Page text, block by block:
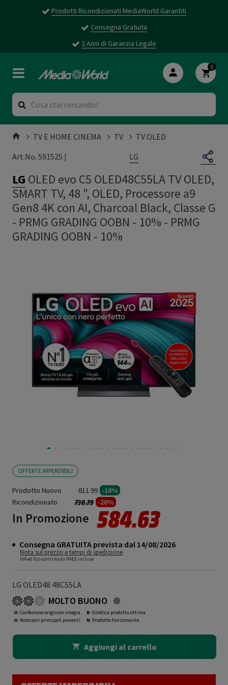
Prodotti Ricondizionati MediaWorld Garantiti
Consegna Gratuita
2 Anni di Garanzia Legale
0
TV E HOME CINEMA TV
TV OLED
Art.No. 591525 |
LG
LG OLED evo C5 OLED48C55LA TV OLED,
SMART TV, 48 ", OLED, Processore a9
Gen8 4K con AI, Charcoal Black, Classe G
- PRMG GRADING OOBN - 10% - PRMG
GRADING OOBN - 10%
OFFERTE IMPERDIBILI
Prodotto Nuovo 811.99 -10%
Ricondizionato
Prezzo ridotto da
730.79a -20%
In Promozione 584.63
Consegna GRATUITA prevista dal 14/08/2026
Nota sul prezzo e tempi di spedizione
IVA ed Eco-contributo RAEE incluse
LG OLED48 48C55LA
MOLTO BUONO
O: Confezione originale integra
O: Accessori principali presenti
B: Estetica prodotto ottima
N: Prodotto funzionante
Aggiungi al carrello